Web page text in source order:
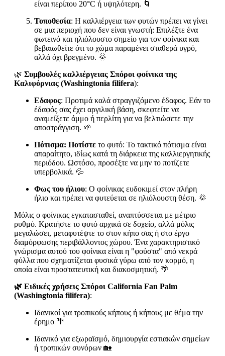
είναι περίπου 20°C ή υψηλότερη. 🌀
Τοποθεσία: Η καλλιέργεια των φυτών πρέπει να γίνει
σε μια περιοχή που δεν είναι γνωστή: Επιλέξτε ένα
φωτεινό και ηλιόλουστο σημείο για τον φοίνικα και
βεβαιωθείτε ότι το χώμα παραμένει σταθερά υγρό,
αλλά όχι βρεγμένο. 🌞
🌿 Συμβουλές καλλιέργειας Σπόροι φοίνικα της
Καλιφόρνιας (Washingtonia filifera):
Εδαφος: Προτιμά καλά στραγγιζόμενο έδαφος. Εάν το
έδαφός σας έχει αργιλική βάση, σκεφτείτε να
αναμείξετε άμμο ή περλίτη για να βελτιώσετε την
αποστράγγιση. 🌱
Πότισμα: Ποτίστε το φυτό: Το τακτικό πότισμα είναι
απαραίτητο, ιδίως κατά τη διάρκεια της καλλιεργητικής
περιόδου. Ωστόσο, προσέξτε να μην το ποτίζετε
υπερβολικά. 💦
Φως του ήλιου: Ο φοίνικας ευδοκιμεί στον πλήρη
ήλιο και πρέπει να φυτεύεται σε ηλιόλουστη θέση. 🌞
Μόλις ο φοίνικας εγκατασταθεί, αναπτύσσεται με μέτριο
ρυθμό. Κρατήστε το φυτό αρχικά σε δοχείο, αλλά μόλις
μεγαλώσει, μεταφυτέψτε το στον κήπο σας ή στο έργο
διαμόρφωσης περιβάλλοντος χώρου. Ένα χαρακτηριστικό
γνώρισμα αυτού του φοίνικα είναι η "φούστα" από νεκρά
φύλλα που σχηματίζεται φυσικά γύρω από τον κορμό, η
οποία είναι προστατευτική και διακοσμητική. 🌴
🌿 Ειδικές χρήσεις Σπόροι California Fan Palm
(Washingtonia filifera):
Ιδανικοί για τροπικούς κήπους ή κήπους με θέμα την
έρημο 🌴
Ιδανικό για εξωραϊσμό, δημιουργία εστιακών σημείων
ή τροπικών συνόρων 🏡